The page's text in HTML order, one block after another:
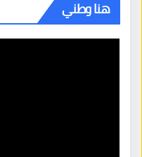
هنا وطني